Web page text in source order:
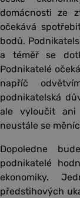
domácnosti ze
očekává
bodů.
a téměř se
Podnikatelé
napříč
podnikatelská
ale vyloučit ani
neustále se
Dopoledne
podnikatelé
ekonomiky.
předstihových